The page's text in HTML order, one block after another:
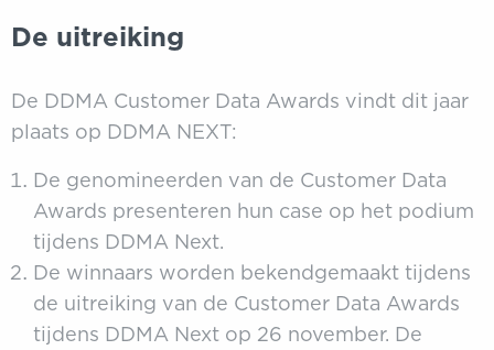
De uitreiking
De DDMA Customer Data Awards vindt dit jaar
plaats op DDMA NEXT:
De genomineerden van de Customer Data
Awards presenteren hun case op het podium
tijdens DDMA Next.
De winnaars worden bekendgemaakt tijdens
de uitreiking van de Customer Data Awards
tijdens DDMA Next op 26 november. De